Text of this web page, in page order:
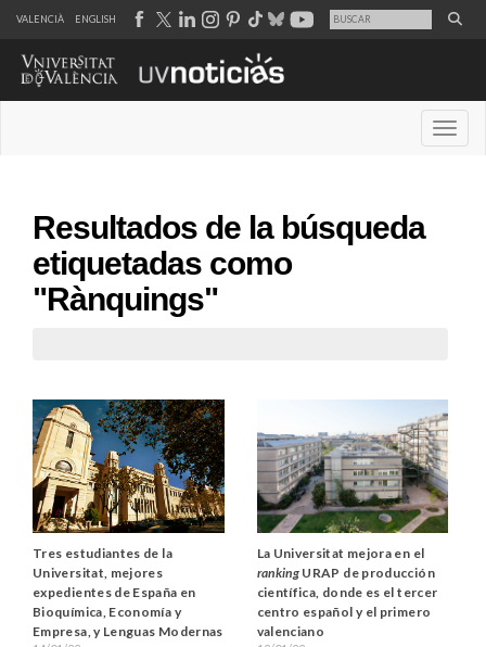
VALENCIÀ ENGLISH
Resultados de la búsqueda
etiquetadas como
"Rànquings"
Tres estudiantes de la
Universitat, mejores
expedientes de España en
Bioquímica, Economía y
Empresa, y Lenguas Modernas
La Universitat mejora en el
ranking URAP de producción
científica, donde es el tercer
centro español y el primero
valenciano